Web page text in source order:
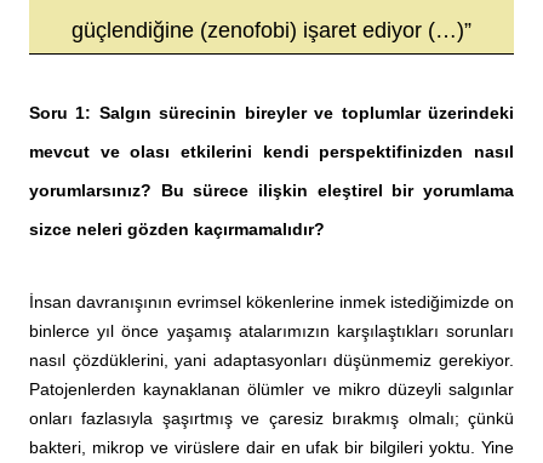
güçlendiğine (zenofobi) işaret ediyor (…)”
Soru 1: Salgın sürecinin bireyler ve toplumlar üzerindeki
mevcut ve olası etkilerini kendi perspektifinizden nasıl
yorumlarsınız? Bu sürece ilişkin eleştirel bir yorumlama
sizce neleri gözden kaçırmamalıdır?
İnsan davranışının evrimsel kökenlerine inmek istediğimizde on
binlerce yıl önce yaşamış atalarımızın karşılaştıkları sorunları
nasıl çözdüklerini, yani adaptasyonları düşünmemiz gerekiyor.
Patojenlerden kaynaklanan ölümler ve mikro düzeyli salgınlar
onları fazlasıyla şaşırtmış ve çaresiz bırakmış olmalı; çünkü
bakteri, mikrop ve virüslere dair en ufak bir bilgileri yoktu. Yine